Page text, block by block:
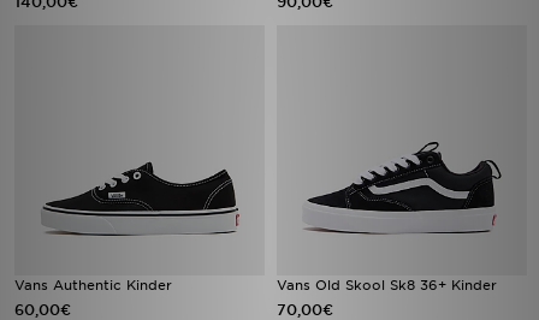
Vans Authentic Kinder
60,00€
Vans Old Skool Sk8 36+ Kinder
70,00€